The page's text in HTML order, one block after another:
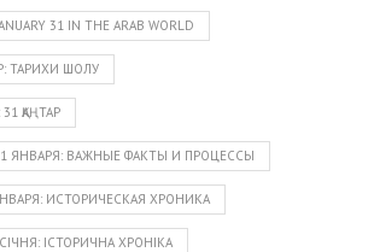
31 IN THE ARAB WORLD
ТАРИХИ ШОЛУ
ҚАҢТАР
ЯНВАРЯ: ВАЖНЫЕ ФАКТЫ И ПРОЦЕССЫ
ИСТОРИЧЕСКАЯ ХРОНИКА
ІСТОРИЧНА ХРОНІКА